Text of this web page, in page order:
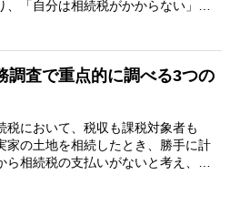
「自分は相続税がかからない」、
調査で重点的に調べる3つの
において、税収も課税対象者も
家の土地を相続したとき、勝手に計
相続税の支払いがないと考え、申